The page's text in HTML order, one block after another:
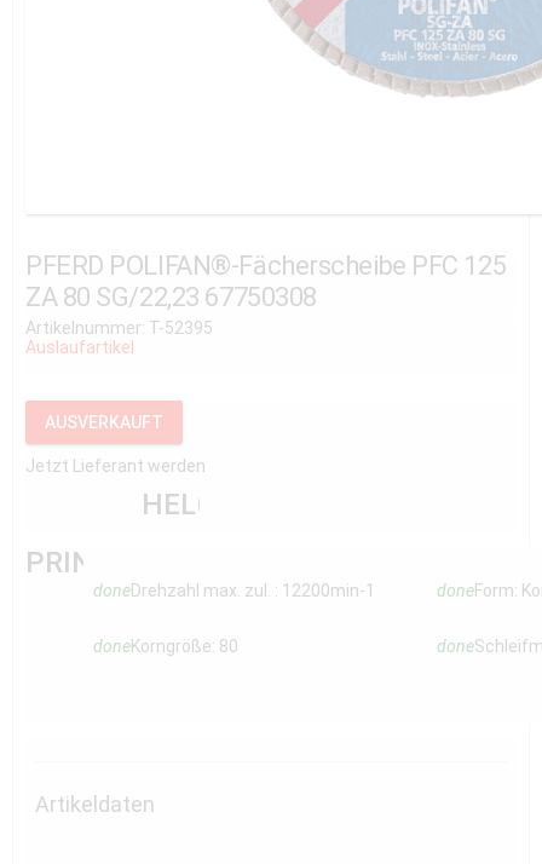
PFERD POLIFAN®-Fächerscheibe PFC 125
ZA 80 SG/22,23 67750308
Artikelnummer: T-52395
Auslaufartikel
AUSVERKAUFT
Jetzt Lieferant werden
PRINT
HELP
doneDrehzahl max. zul. : 12200min-1
doneKorngröße: 80
doneForm:
done
Artikeldaten